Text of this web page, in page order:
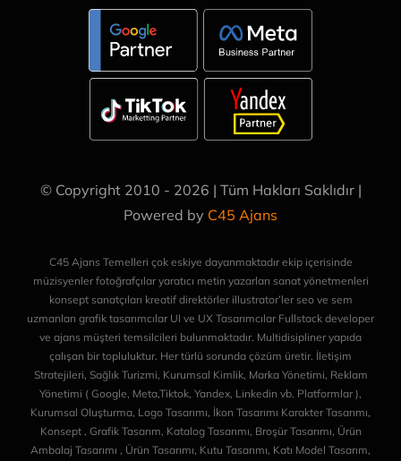
© Copyright 2010 - 2026 | Tüm Hakları Saklıdır |
Powered by C45 Ajans
C45 Ajans Temelleri çok eskiye dayanmaktadır ekip içerisinde
müzisyenler fotoğrafçılar yaratıcı metin yazarları sanat yönetmenleri
konsept sanatçıları kreatif direktörler illustrator’ler seo ve sem
uzmanları grafik tasarımcılar UI ve UX Tasarımcılar Fullstack developer
ve ajans müşteri temsilcileri bulunmaktadır. Multidisipliner yapıda
çalışan bir topluluktur. Her türlü sorunda çözüm üretir. İletişim
Stratejileri, Sağlık Turizmi, Kurumsal Kimlik, Marka Yönetimi, Reklam
Yönetimi ( Google, Meta,Tiktok, Yandex, Linkedin vb. Platformlar ),
Kurumsal Oluşturma, Logo Tasarımı, İkon Tasarımı Karakter Tasarımı,
Konsept , Grafik Tasarım, Katalog Tasarımı, Broşür Tasarımı, Ürün
Ambalaj Tasarımı , Ürün Tasarımı, Kutu Tasarımı, Katı Model Tasarım,